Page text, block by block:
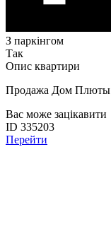
З паркінгом
Так
Опис квартири
Продажа Дом Плюты
Вас може зацікавити
ID 335203
Перейти